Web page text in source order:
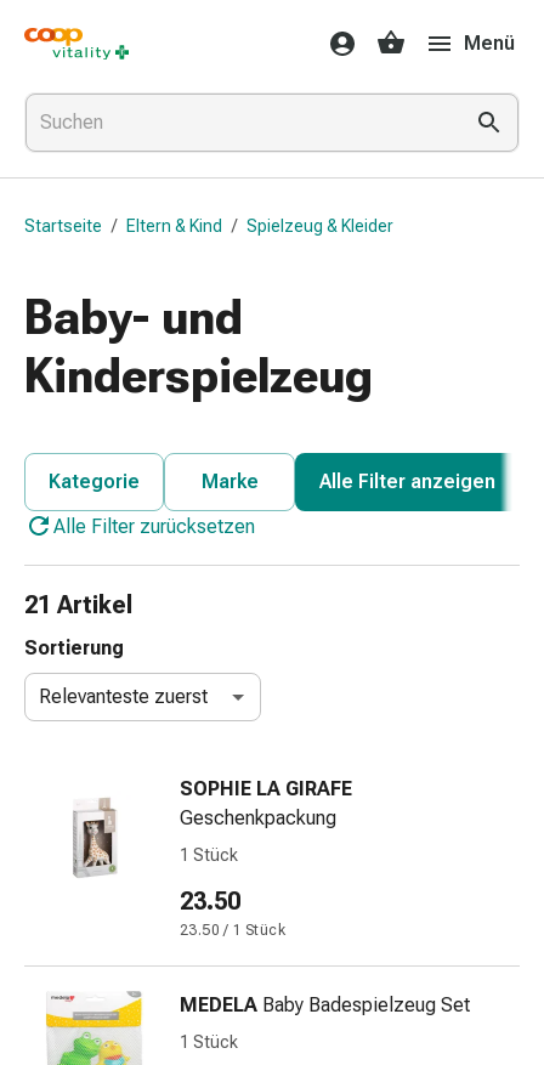
Medikamente
&
Gesundheit
Grippe
&
Erkältung
Grippe-
Medikamente
Halsschmerzen
Husten
Inhalationsgeräte
Zubehör
Wund-
&
Brandversorgung
Kompressen
Fingerverbände
Fixationspflaster
Kompressionsbinden
Pflaster
Pflasterbinden,
Tapes
Zubehör
Menü
Startseite / Eltern & Kind / Spielzeug & Kleider
Baby- und
Kinderspielzeug
Kategorie Marke
Alle Filter anzeigen
Alle Filter zurücksetzen
21 Artikel
Sortierung
Relevanteste zuerst
SOPHIE LA GIRAFE
Geschenkpackung
1 Stück
23.50
23.50 / 1 Stück
MEDELA Baby Badespielzeug Set
1 Stück